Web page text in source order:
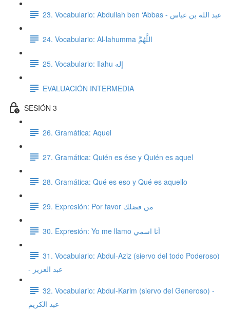
23. Vocabulario: Abdullah ben ‘Abbas - عبد الله بن عباس
24. Vocabulario: Al-lahumma اللَّهُمَّ
25. Vocabulario: Ilahu إله
EVALUACIÓN INTERMEDIA
SESIÓN 3
26. Gramática: Aquel
27. Gramática: Quién es ése y Quién es aquel
28. Gramática: Qué es eso y Qué es aquello
29. Expresión: Por favor من فضلك
30. Expresión: Yo me llamo أنا اسمي
31. Vocabulario: Abdul-Aziz (siervo del todo Poderoso)
- عبد العزيز
32. Vocabulario: Abdul-Karim (siervo del Generoso) -
عبد الكريم